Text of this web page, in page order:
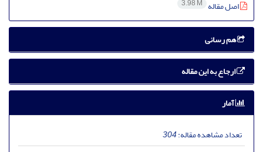
اصل مقاله 3.98 M
هم رسانی
ارجاع به این مقاله
آمار
تعداد مشاهده مقاله:304